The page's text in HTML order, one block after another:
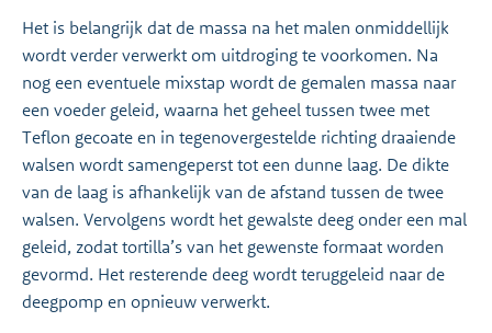
Het is belangrijk dat de massa na het malen onmiddellijk
wordt verder verwerkt om uitdroging te voorkomen. Na
nog een eventuele mixstap wordt de gemalen massa naar
een voeder geleid, waarna het geheel tussen twee met
Teflon gecoate en in tegenovergestelde richting draaiende
walsen wordt samengeperst tot een dunne laag. De dikte
van de laag is afhankelijk van de afstand tussen de twee
walsen. Vervolgens wordt het gewalste deeg onder een mal
geleid, zodat tortilla’s van het gewenste formaat worden
gevormd. Het resterende deeg wordt teruggeleid naar de
deegpomp en opnieuw verwerkt.